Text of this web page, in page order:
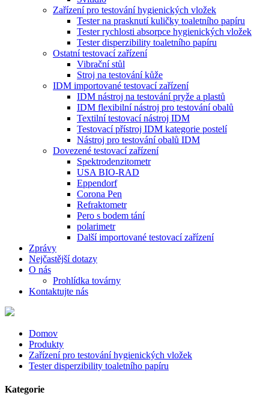
Zařízení pro testování hygienických vložek
Tester na prasknutí kuličky toaletního papíru
Tester rychlosti absorpce hygienických vložek
Tester disperzibility toaletního papíru
Ostatní testovací zařízení
Vibrační stůl
Stroj na testování kůže
IDM importované testovací zařízení
IDM nástroj na testování pryže a plastů
IDM flexibilní nástroj pro testování obalů
Textilní testovací nástroj IDM
Testovací přístroj IDM kategorie postelí
Nástroj pro testování obalů IDM
Dovezené testovací zařízení
Spektrodenzitometr
USA BIO-RAD
Eppendorf
Corona Pen
Refraktometr
Pero s bodem tání
polarimetr
Další importované testovací zařízení
Zprávy
Nejčastější dotazy
O nás
Prohlídka továrny
Kontaktujte nás
Domov
Produkty
Zařízení pro testování hygienických vložek
Tester disperzibility toaletního papíru
Kategorie